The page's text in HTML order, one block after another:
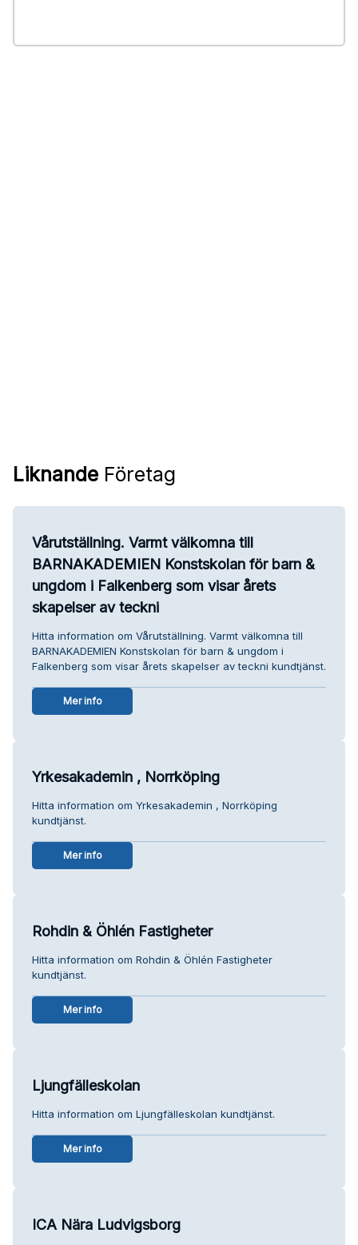
Liknande Företag
Vårutställning. Varmt välkomna till
BARNAKADEMIEN Konstskolan för barn &
ungdom i Falkenberg som visar årets
skapelser av teckni
Hitta information om Vårutställning. Varmt välkomna till
BARNAKADEMIEN Konstskolan för barn & ungdom i
Falkenberg som visar årets skapelser av teckni kundtjänst.
Mer info
Yrkesakademin , Norrköping
Hitta information om Yrkesakademin , Norrköping
kundtjänst.
Mer info
Rohdin & Öhlén Fastigheter
Hitta information om Rohdin & Öhlén Fastigheter
kundtjänst.
Mer info
Ljungfälleskolan
Hitta information om Ljungfälleskolan kundtjänst.
Mer info
ICA Nära Ludvigsborg